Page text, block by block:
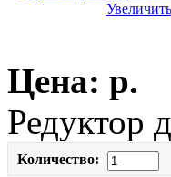
Увеличить
Цена: p.
Редуктор
Количество: